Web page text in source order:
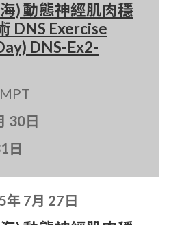
) 動態神經肌肉穩
DNS Exercise
DNS-Ex2-
30日
日
年 7月 27日